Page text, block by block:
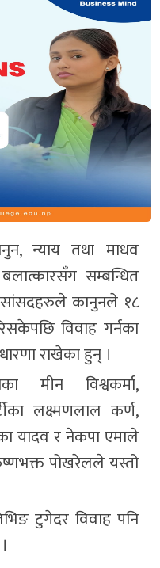
न्याय तथा माधव
सम्बन्धित
कानुनले १८
विवाह गर्नका
राखेका हुन् ।
मीन विश्वकर्मा,
लक्ष्मणलाल कर्ण,
यादव र नेकपा एमाले
पोखरेलले यस्तो
टुगेदर विवाह पनि